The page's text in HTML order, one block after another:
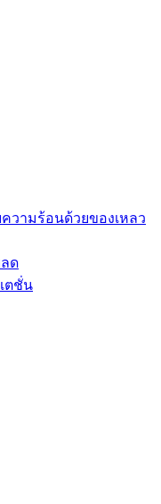
ความร้อนด้วยของเหลว
ลด
ตชั่น